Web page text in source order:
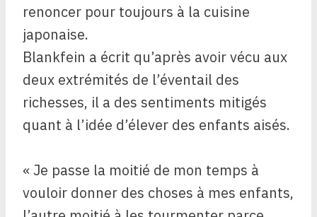
renoncer pour toujours à la cuisine
japonaise.
Blankfein a écrit qu’après avoir vécu aux
deux extrémités de l’éventail des
richesses, il a des sentiments mitigés
quant à l’idée d’élever des enfants aisés.
« Je passe la moitié de mon temps à
vouloir donner des choses à mes enfants,